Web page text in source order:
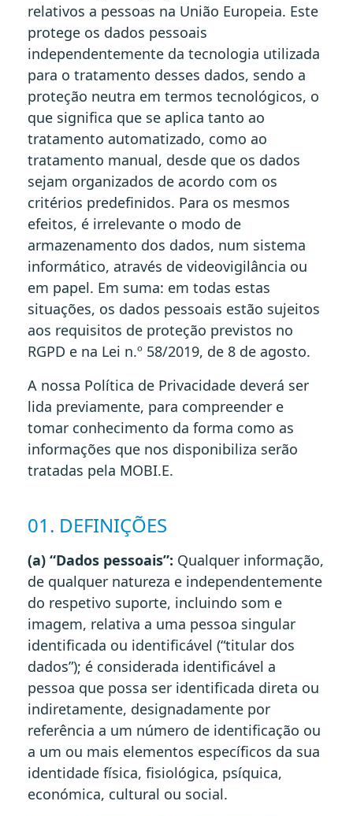
relativos a pessoas na União Europeia. Este
protege os dados pessoais
independentemente da tecnologia utilizada
para o tratamento desses dados, sendo a
proteção neutra em termos tecnológicos, o
que significa que se aplica tanto ao
tratamento automatizado, como ao
tratamento manual, desde que os dados
sejam organizados de acordo com os
critérios predefinidos. Para os mesmos
efeitos, é irrelevante o modo de
armazenamento dos dados, num sistema
informático, através de videovigilância ou
em papel. Em suma: em todas estas
situações, os dados pessoais estão sujeitos
aos requisitos de proteção previstos no
RGPD e na Lei n.º 58/2019, de 8 de agosto.
A nossa Política de Privacidade deverá ser
lida previamente, para compreender e
tomar conhecimento da forma como as
informações que nos disponibiliza serão
tratadas pela MOBI.E.
01. DEFINIÇÕES
(a) “Dados pessoais”: Qualquer informação,
de qualquer natureza e independentemente
do respetivo suporte, incluindo som e
imagem, relativa a uma pessoa singular
identificada ou identificável (“titular dos
dados”); é considerada identificável a
pessoa que possa ser identificada direta ou
indiretamente, designadamente por
referência a um número de identificação ou
a um ou mais elementos específicos da sua
identidade física, fisiológica, psíquica,
económica, cultural ou social.